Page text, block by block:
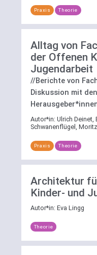
Praxis Theorie
Alltag von
der Offenen
Jugendarbeit
//Berichte von
Diskussion mit den
Autor*in: Ulrich Deinet,
Schwanenflügel,
Praxis Theorie
Architektur
Kinder- und
Autor*in: Eva Lingg
Theorie